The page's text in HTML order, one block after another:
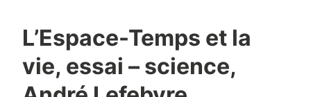
L’Espace-Temps et la
vie, essai – science,